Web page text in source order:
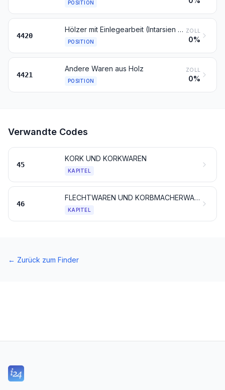
POSITION
4420
Hölzer mit Einlegearbeit (Intarsien oder Marketerie); Schmuckkassetten, Besteckkästchen und ähnliche Waren, aus Holz; Statuetten und andere Ziergegenstände, aus Holz; Innenausstattungsgegenstände aus Holz, ausgenommen Waren des Kapitels 94
POSITION
ZOLL
0%
4421
Andere Waren aus Holz
POSITION
ZOLL
0%
Verwandte Codes
45
KORK UND KORKWAREN
KAPITEL
46
FLECHTWAREN UND KORBMACHERWAREN
KAPITEL
← Zurück zum Finder